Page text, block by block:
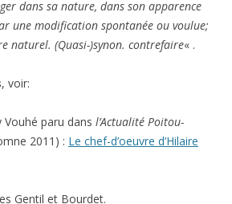
Gentil et Bourdet.
dans Poitiers, chroniques
, et marquée
et ses mosaïques